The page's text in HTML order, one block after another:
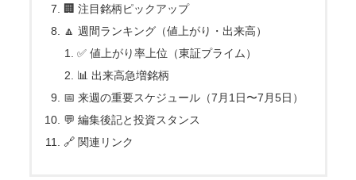
🏢 注目銘柄ピックアップ
🔼 週間ランキング（値上がり・出来高）
✅ 値上がり率上位（東証プライム）
📊 出来高急増銘柄
📅 来週の重要スケジュール（7月1日〜7月5日）
💬 編集後記と投資スタンス
🔗 関連リンク